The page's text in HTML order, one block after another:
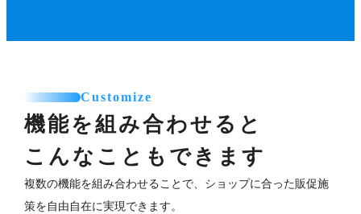
Customize
機能を組み合わせると
こんなこともできます
複数の機能を組み合わせることで、ショップに合った販促施
策を自由自在に実現できます。